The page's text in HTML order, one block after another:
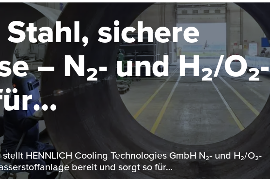
sichere
– N₂- und H₂/O₂-
im MW-
HENNLICH Cooling Technologies GmbH N₂- und H₂/O₂-
bereit und sorgt so für…